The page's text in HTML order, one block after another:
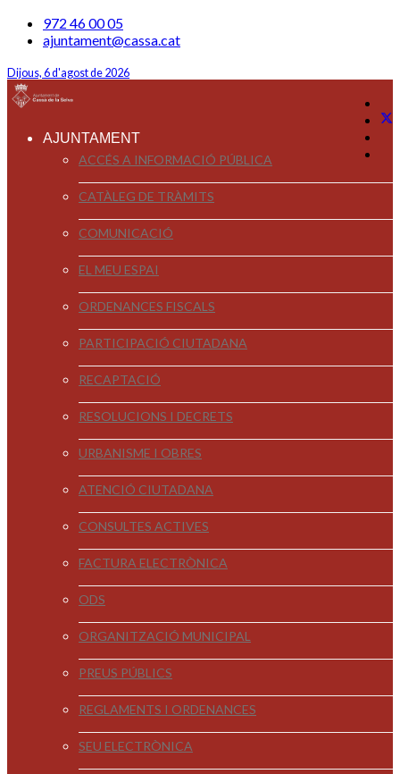
972 46 00 05
ajuntament@cassa.cat
Dijous, 6 d'agost de 2026
AJUNTAMENT
ACCÉS A INFORMACIÓ PÚBLICA
CATÀLEG DE TRÀMITS
COMUNICACIÓ
EL MEU ESPAI
ORDENANCES FISCALS
PARTICIPACIÓ CIUTADANA
RECAPTACIÓ
RESOLUCIONS I DECRETS
URBANISME I OBRES
ATENCIÓ CIUTADANA
CONSULTES ACTIVES
FACTURA ELECTRÒNICA
ODS
ORGANITZACIÓ MUNICIPAL
PREUS PÚBLICS
REGLAMENTS I ORDENANCES
SEU ELECTRÒNICA